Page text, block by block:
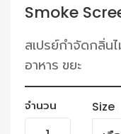
Smoke
สเปรย์กำจัดกลิ่น
อาหาร ขยะ
Size
จำนวน